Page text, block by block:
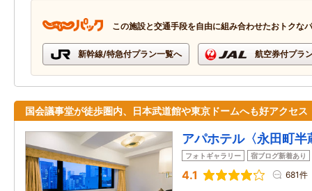
この施設と交通手段を自由に組み合わせたおトクな
新幹線/特急付プラン一覧へ 航空券付プラ
国会議事堂が徒歩圏内、日本武道館や東京ドームへも好アクセス
アパホテル〈永田町半
フォトギャラリー 宿ブログ新着あり
4.1 681件